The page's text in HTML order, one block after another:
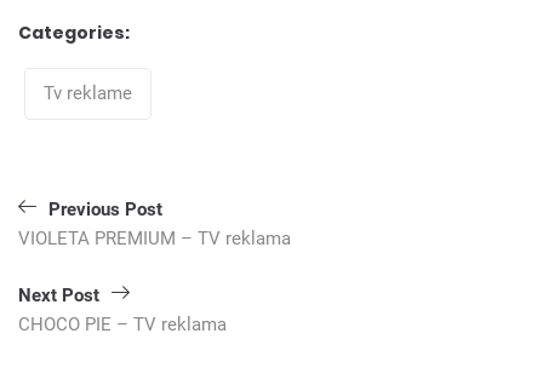
Categories:
Tv reklame
Кретање
чланка
Previous Post
VIOLETA PREMIUM – TV reklama
Next Post
CHOCO PIE – TV reklama